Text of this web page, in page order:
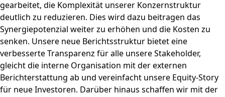
gearbeitet, die Komplexität unserer Konzernstruktur
deutlich zu reduzieren. Dies wird dazu beitragen das
Synergiepotenzial weiter zu erhöhen und die Kosten zu
senken. Unsere neue Berichtsstruktur bietet eine
verbesserte Transparenz für alle unsere Stakeholder,
gleicht die interne Organisation mit der externen
Berichterstattung ab und vereinfacht unsere Equity-Story
für neue Investoren. Darüber hinaus schaffen wir mit der